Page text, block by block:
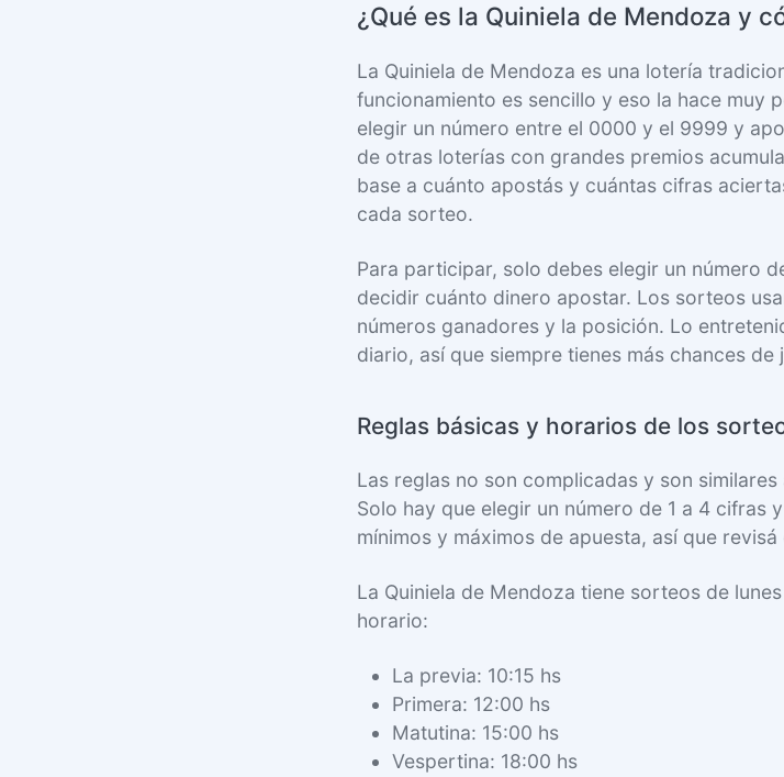
¿Qué es la Quiniela de Mendoza y
La Quiniela de Mendoza es una lotería
funcionamiento es sencillo y eso la hace muy
elegir un número entre el 0000 y el 9999 y
de otras loterías con grandes premios
base a cuánto apostás y cuántas cifras
cada sorteo.
Para participar, solo debes elegir un número
decidir cuánto dinero apostar. Los sorteos
números ganadores y la posición. Lo
diario, así que siempre tienes más chances de
Reglas básicas y horarios de los
Las reglas no son complicadas y son
Solo hay que elegir un número de 1 a 4 cifras
mínimos y máximos de apuesta, así que
La Quiniela de Mendoza tiene sorteos de
horario:
La previa: 10:15 hs
Primera: 12:00 hs
Matutina: 15:00 hs
Vespertina: 18:00 hs